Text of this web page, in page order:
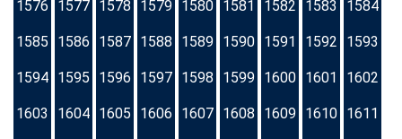
1576 1577 1578 1579 1580 1581 1582 1583 1584
1585 1586 1587 1588 1589 1590 1591 1592 1593
1594 1595 1596 1597 1598 1599 1600 1601 1602
1603 1604 1605 1606 1607 1608 1609 1610 1611